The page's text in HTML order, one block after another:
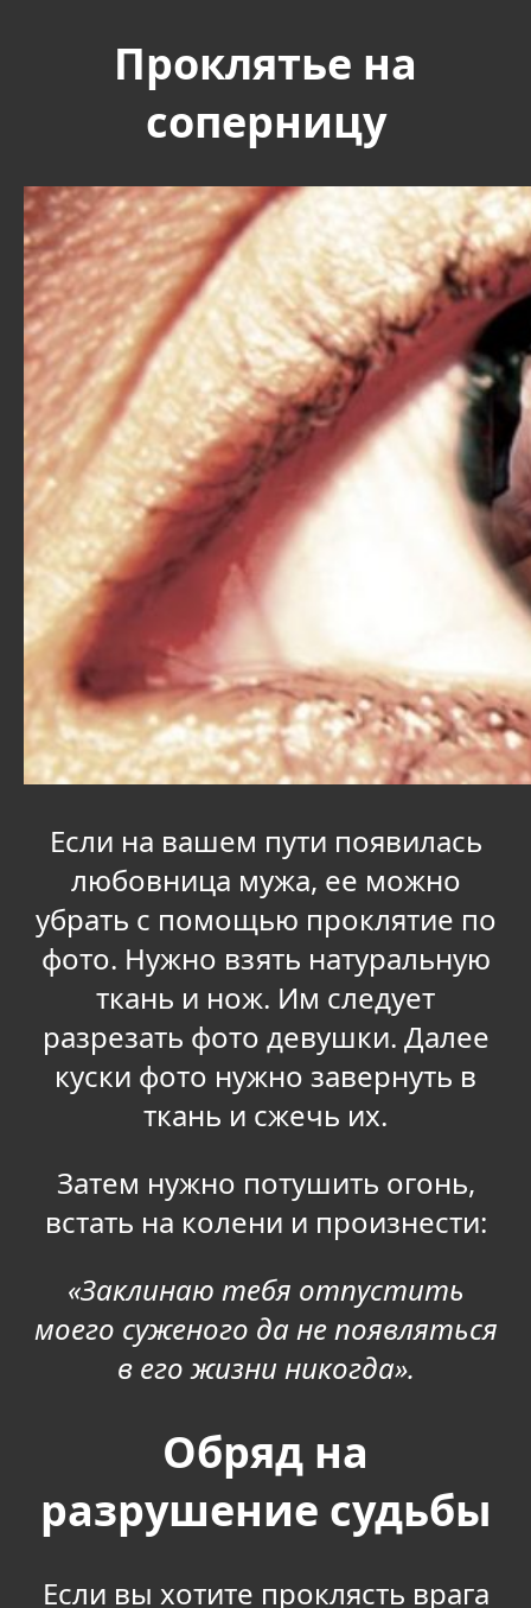
Проклятье на
соперницу
Если на вашем пути появилась
любовница мужа, ее можно
убрать с помощью проклятие по
фото. Нужно взять натуральную
ткань и нож. Им следует
разрезать фото девушки. Далее
куски фото нужно завернуть в
ткань и сжечь их.
Затем нужно потушить огонь,
встать на колени и произнести:
«Заклинаю тебя отпустить
моего суженого да не появляться
в его жизни никогда».
Обряд на
разрушение судьбы
Если вы хотите проклясть врага